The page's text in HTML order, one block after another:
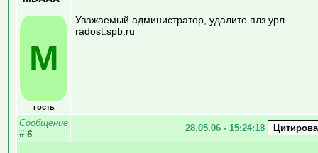
M
гость
Уважаемый администратор, удалите плз урл
radost.spb.ru
Сообщение
# 6
28.05.06 - 15:24:18